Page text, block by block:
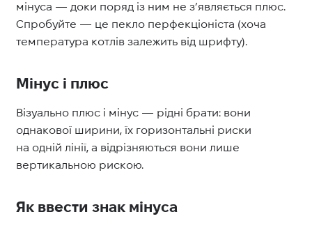
мінуса — доки поряд із ним не з’являється плюс.
Спробуйте — це пекло перфекціоніста (хоча
температура котлів залежить від шрифту).
Мінус і плюс
Візуально плюс і мінус — рідні брати: вони
однакової ширини, їх горизонтальні риски
на одній лінії, а відрізняються вони лише
вертикальною рискою.
Як ввести знак мінуса